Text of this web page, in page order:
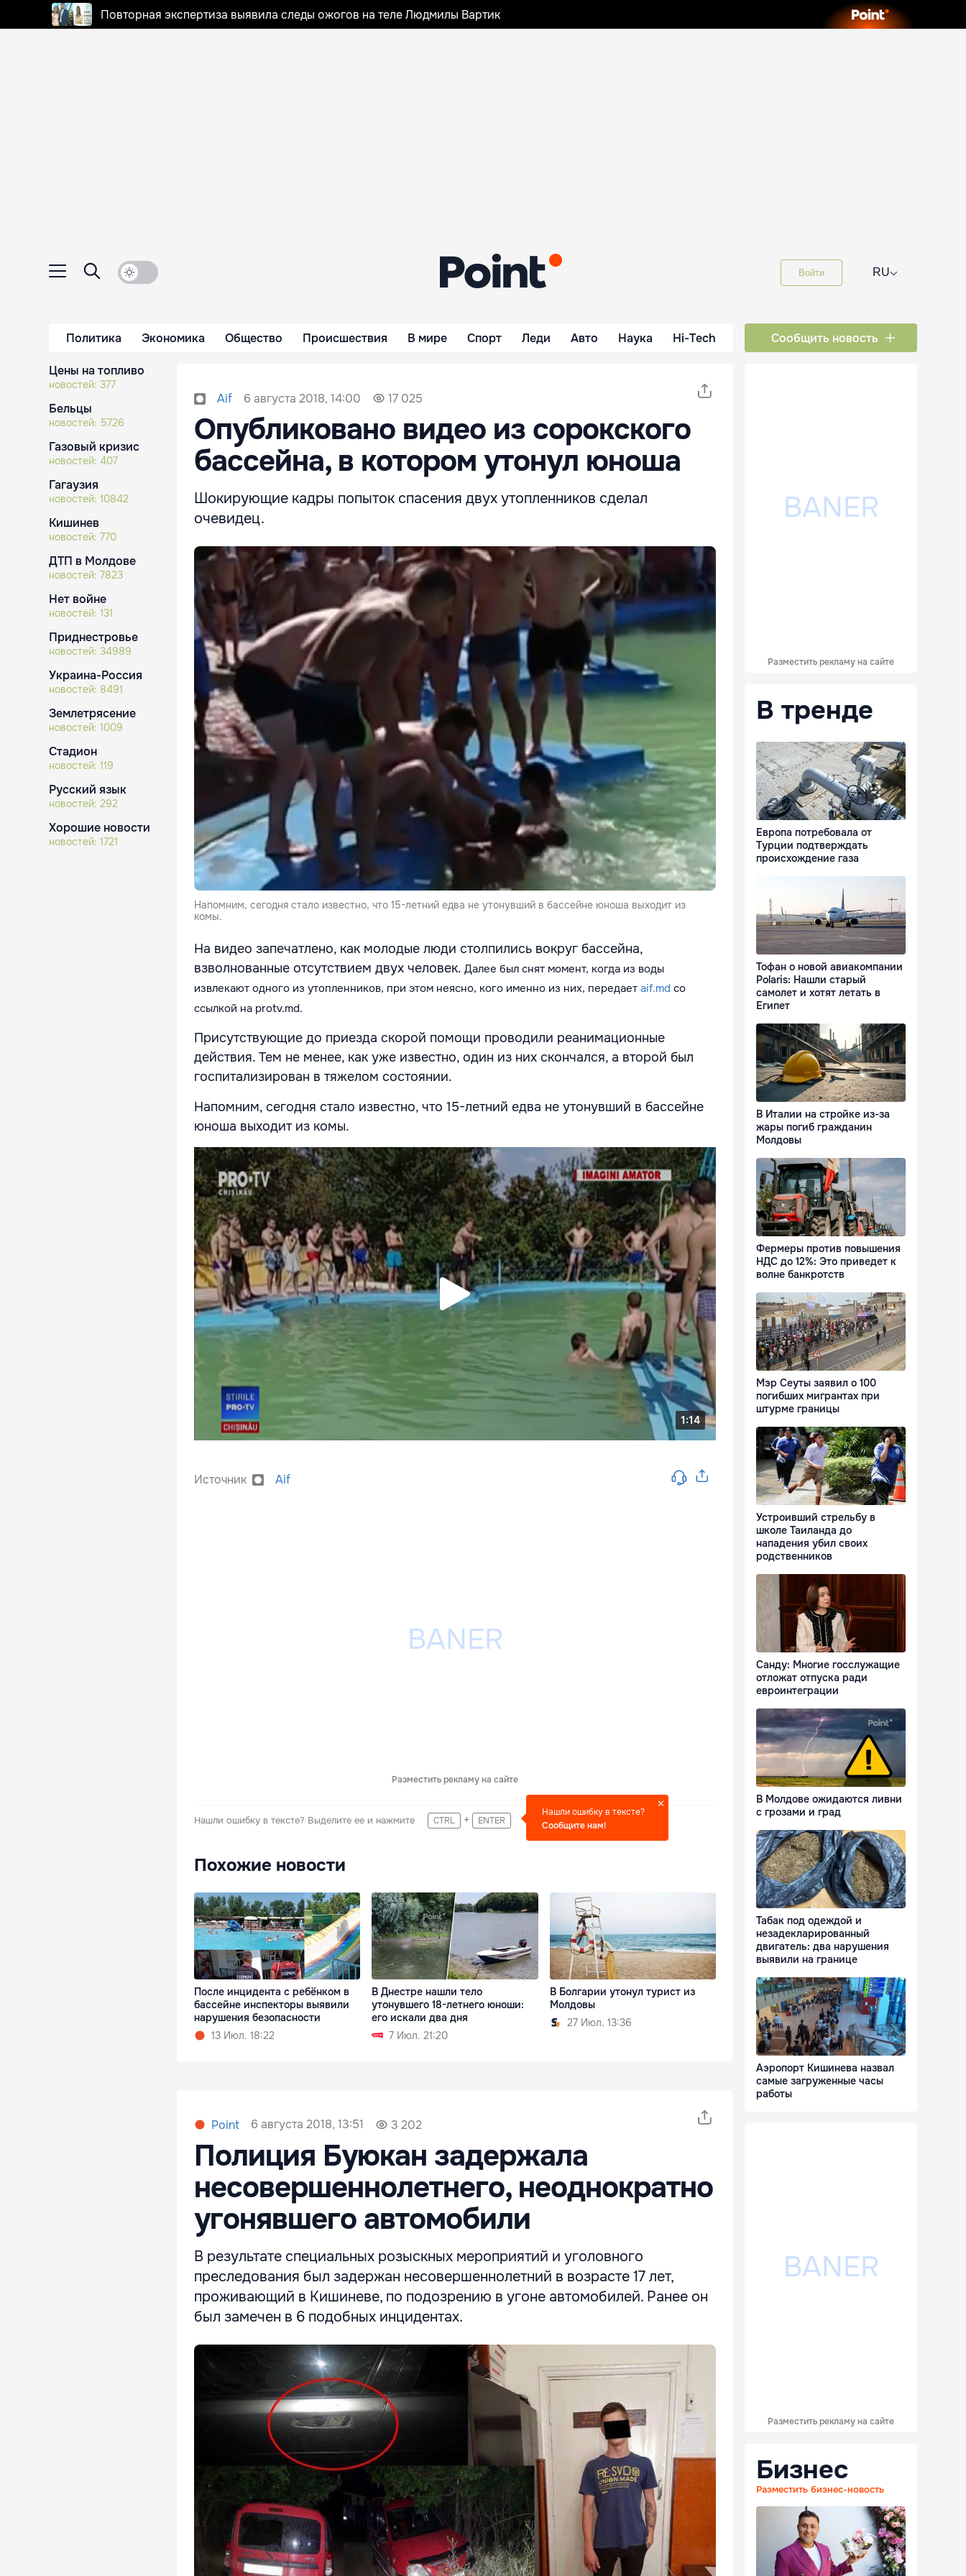
Повторная экспертиза выявила следы ожогов на теле Людмилы Вартик
Войти RU⌵
Политика Экономика Общество Происшествия В мире Спорт Леди Авто Наука Hi-Tech Сообщить новость
Цены на топливо
новостей: 377
Бельцы
новостей: 5726
Газовый кризис
новостей: 407
Гагаузия
новостей: 10842
Кишинев
новостей: 770
ДТП в Молдове
новостей: 7823
Нет войне
новостей: 131
Приднестровье
новостей: 34989
Украина-Россия
новостей: 8491
Землетрясение
новостей: 1009
Стадион
новостей: 119
Русский язык
новостей: 292
Хорошие новости
новостей: 1721
Aif 6 августа 2018, 14:00 17 025
Опубликовано видео из сорокского
бассейна, в котором утонул юноша
Шокирующие кадры попыток спасения двух утопленников сделал
очевидец.
Напомним, сегодня стало известно, что 15-летний едва не утонувший в бассейне юноша выходит из
комы.
На видео запечатлено, как молодые люди столпились вокруг бассейна,
взволнованные отсутствием двух человек. Далее был снят момент, когда из воды
извлекают одного из утопленников, при этом неясно, кого именно из них, передает aif.md со
ссылкой на protv.md.
Присутствующие до приезда скорой помощи проводили реанимационные
действия. Тем не менее, как уже известно, один из них скончался, а второй был
госпитализирован в тяжелом состоянии.
Напомним, сегодня стало известно, что 15-летний едва не утонувший в бассейне
юноша выходит из комы.
Источник Aif
Разместить рекламу на сайте
Нашли ошибку в тексте? Выделите ее и нажмите CTRL + ENTER
Нашли ошибку в тексте?
Сообщите нам!
Похожие новости
После инцидента с ребёнком в
бассейне инспекторы выявили
нарушения безопасности
13 Июл. 18:22
В Днестре нашли тело
утонувшего 18-летнего юноши:
его искали два дня
7 Июл. 21:20
В Болгарии утонул турист из
Молдовы
27 Июл. 13:36
Point 6 августа 2018, 13:51 3 202
Полиция Буюкан задержала
несовершеннолетнего, неоднократно
угонявшего автомобили
В результате специальных розыскных мероприятий и уголовного
преследования был задержан несовершеннолетний в возрасте 17 лет,
проживающий в Кишиневе, по подозрению в угоне автомобилей. Ранее он
был замечен в 6 подобных инцидентах.
Разместить рекламу на сайте
В тренде
Европа потребовала от
Турции подтверждать
происхождение газа
Тофан о новой авиакомпании
Polaris: Нашли старый
самолет и хотят летать в
Египет
В Италии на стройке из-за
жары погиб гражданин
Молдовы
Фермеры против повышения
НДС до 12%: Это приведет к
волне банкротств
Мэр Сеуты заявил о 100
погибших мигрантах при
штурме границы
Устроивший стрельбу в
школе Таиланда до
нападения убил своих
родственников
Санду: Многие госслужащие
отложат отпуска ради
евроинтеграции
В Молдове ожидаются ливни
с грозами и град
Табак под одеждой и
незадекларированный
двигатель: два нарушения
выявили на границе
Аэропорт Кишинева назвал
самые загруженные часы
работы
Разместить рекламу на сайте
Бизнес
Разместить бизнес-новость